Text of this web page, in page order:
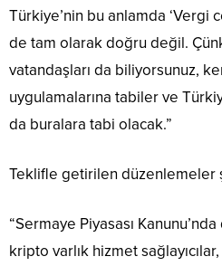
Türkiye’nin bu anlamda ‘Vergi
de tam olarak doğru değil.
vatandaşları da biliyorsunuz,
uygulamalarına tabiler ve
da buralara tabi olacak.”
Teklifle getirilen düzenlemeler
“Sermaye Piyasası
kripto varlık hizmet